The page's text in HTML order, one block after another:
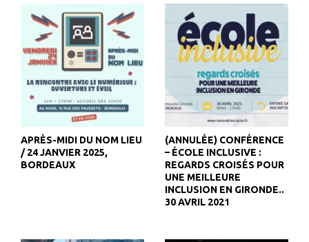
APRÈS-MIDI DU NOM LIEU
/ 24 JANVIER 2025,
BORDEAUX
(ANNULÉE) CONFÉRENCE
– ÉCOLE INCLUSIVE :
REGARDS CROISÉS POUR
UNE MEILLEURE
INCLUSION EN GIRONDE..
30 AVRIL 2021